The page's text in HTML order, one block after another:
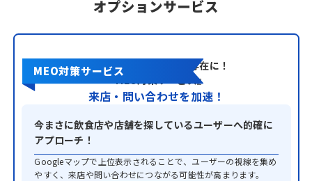
オプションサービス
MEO対策サービスGoogleマップで目立つ存在に！
『MEO対策サービス』
来店・問い合わせを加速！
今まさに飲食店や店舗を探しているユーザーへ的確に
アプローチ！
Googleマップで上位表示されることで、ユーザーの視線を集め
やすく、来店や問い合わせにつながる可能性が高まります。